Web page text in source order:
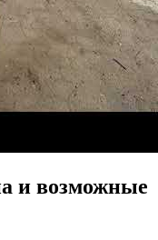
и возможные